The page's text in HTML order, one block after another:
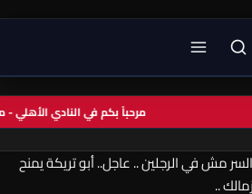
مرحباً بكم في النادي
السر مش في الرجلين .. عاجل.. أبو تريكة يمنح
..